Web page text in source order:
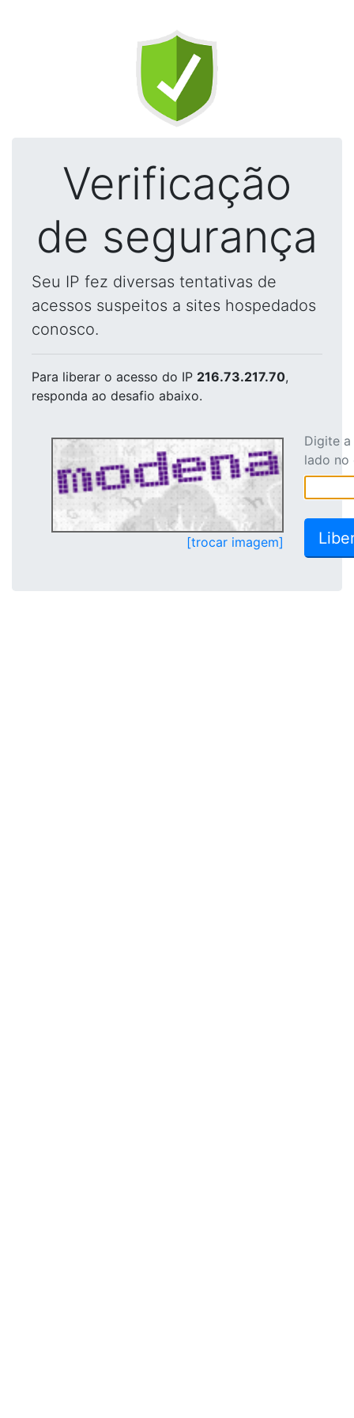
Verificação
de segurança
Seu IP fez diversas tentativas de
acessos suspeitos a sites hospedados
conosco.
Para liberar o acesso do IP 216.73.217.70,
responda ao desafio abaixo.
[trocar imagem]
Digite
lado no